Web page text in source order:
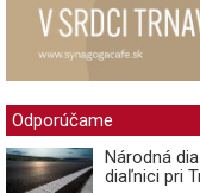
Odporúčame
Národná
diaľnici pri